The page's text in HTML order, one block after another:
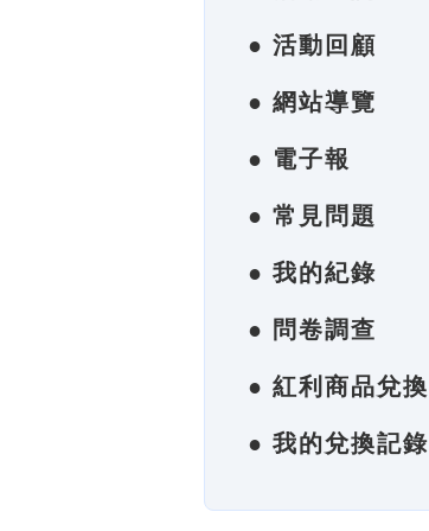
● 活動回顧
● 網站導覽
● 電子報
● 常見問題
● 我的紀錄
● 問卷調查
● 紅利商品兌換
● 我的兌換記錄